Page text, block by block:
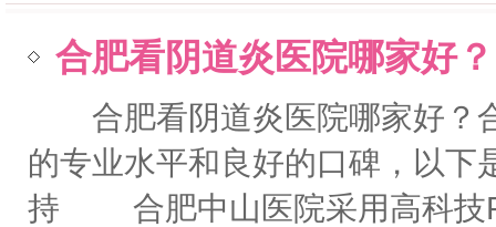
合肥看阴道炎医院哪家好？
合肥看阴道炎医院哪家好？
的专业水平和良好的口碑，以
持 合肥中山医院采用高科技